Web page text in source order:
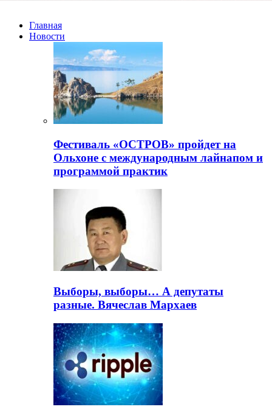
Главная
Новости
Фестиваль «ОСТРОВ» пройдет на
Ольхоне с международным лайнапом и
программой практик
Выборы, выборы… А депутаты
разные. Вячеслав Мархаев